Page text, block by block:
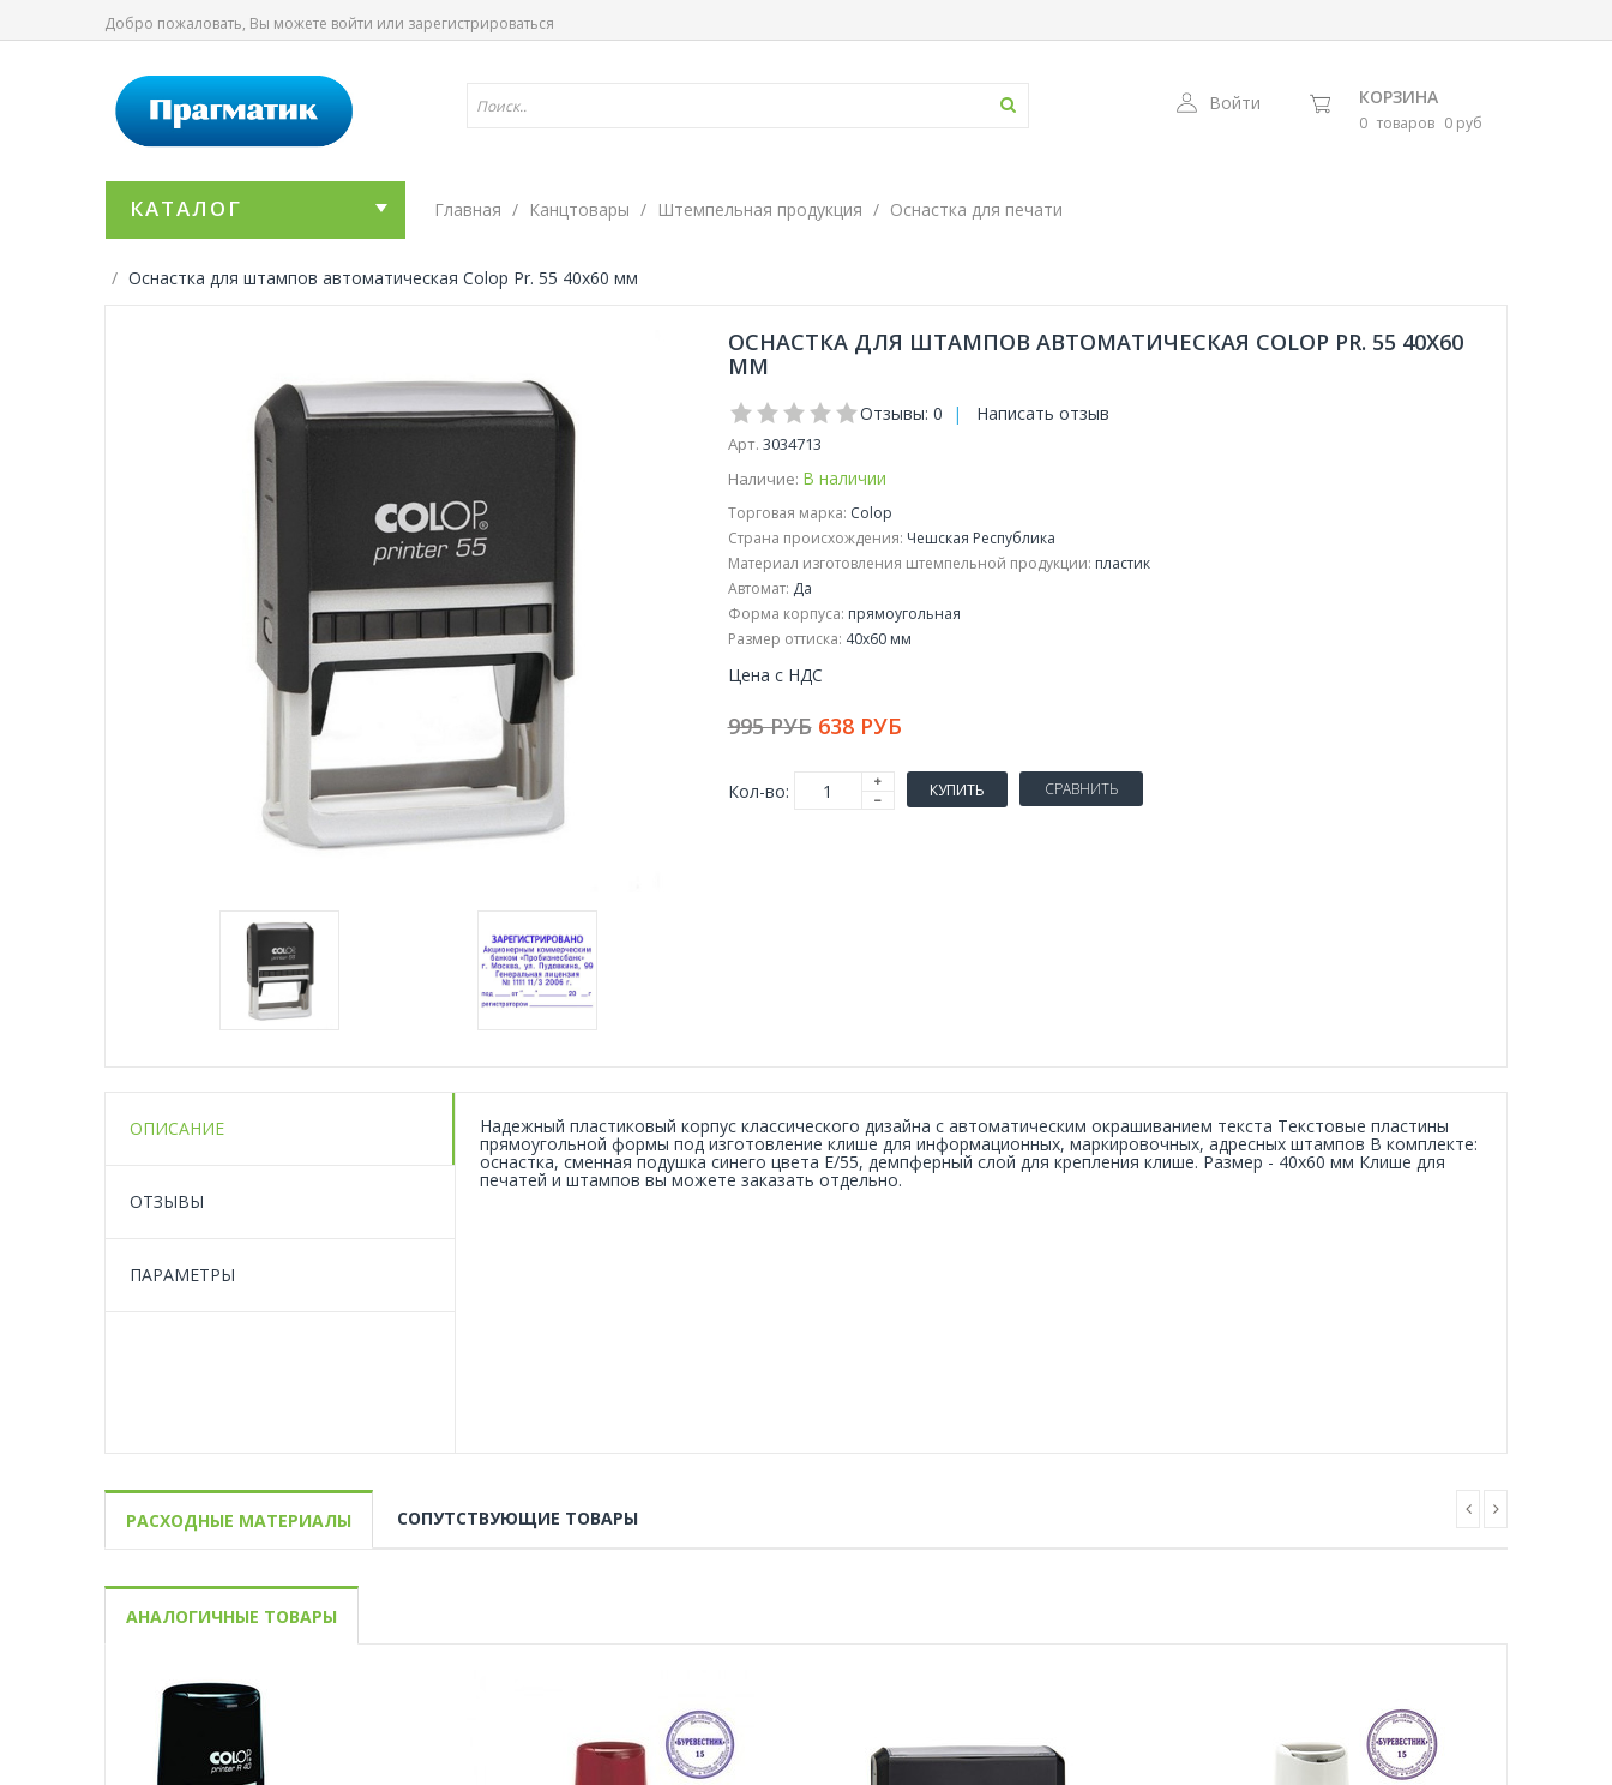
Добро пожаловать, Вы можете войти или зарегистрироваться
Войти КОРЗИНА
0 товаров 0 руб
КАТАЛОГ Главная Канцтовары Штемпельная продукция Оснастка для печати
Оснастка для штампов автоматическая Colop Pr. 55 40x60 мм
ОСНАСТКА ДЛЯ ШТАМПОВ АВТОМАТИЧЕСКАЯ COLOP PR. 55 40X60
ММ
Отзывы: 0 | Написать отзыв
Арт. 3034713
Наличие: В наличии
Торговая марка: Colop
Страна происхождения: Чешская Республика
Материал изготовления штемпельной продукции: пластик
Автомат: Да
Форма корпуса: прямоугольная
Размер оттиска: 40x60 мм
Цена с НДС
995 РУБ 638 РУБ
Кол-во: КУПИТЬ СРАВНИТЬ
ОПИСАНИЕ
ОТЗЫВЫ
ПАРАМЕТРЫ
Надежный пластиковый корпус классического дизайна с автоматическим окрашиванием текста Текстовые пластины
прямоугольной формы под изготовление клише для информационных, маркировочных, адресных штампов В комплекте:
оснастка, сменная подушка синего цвета E/55, демпферный слой для крепления клише. Размер - 40х60 мм Клише для
печатей и штампов вы можете заказать отдельно.
РАСХОДНЫЕ МАТЕРИАЛЫ СОПУТСТВУЮЩИЕ ТОВАРЫ
АНАЛОГИЧНЫЕ ТОВАРЫ